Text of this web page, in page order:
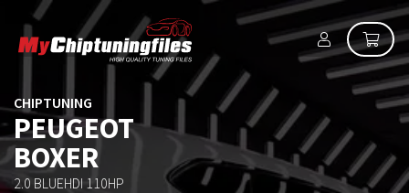
CHIPTUNING
PEUGEOT
BOXER
2.0 BLUEHDI 110HP